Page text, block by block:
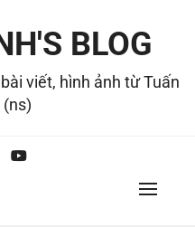
BLOG
viết, hình ảnh từ Tuấn
(ns)